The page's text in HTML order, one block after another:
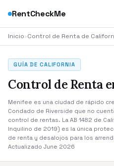
RentCheckMe
Inicio›Control de Renta de
GUÍA DE CALIFORNIA
Control de Renta
Menifee es una ciudad de rápido
Condado de Riverside que no
control de rentas. La AB 1482 de
Inquilino de 2019) es la única
de renta y desalojos para los
Actualizado June 2026